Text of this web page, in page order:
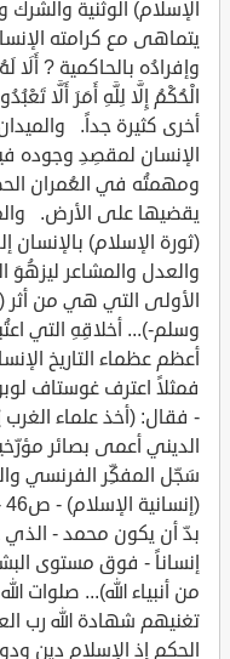
الإسلام) الوثنية
يتماهى مع كرامته
أخرى كثيرة جداً.
الإنسان لمقصِدِ وجوده
ومهمتُه في العُمران
يقضيها على الأرض.
(ثورة الإسلام)
والعدل والمشاعر ليزهُوَ
الأولى التي هي من أثر
وسلم-)... أخلاقِهِ التي
أعظم عظماء التاريخ
- فقال: (أخذ علماء
الديني أعمى بصائر
سَجّل المفكِّر الفرنسي
بدّ أن يكون محمد - الذي
إنساناً - فوق مستوى
من أنبياء الله)... صلوات
تغنيهم شهادة الله رب
الحكم إذ الإسلام دين